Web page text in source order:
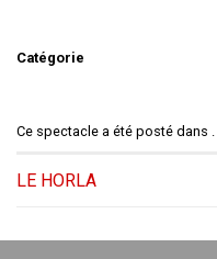
Catégorie
Ce spectacle a été posté dans .
LE HORLA